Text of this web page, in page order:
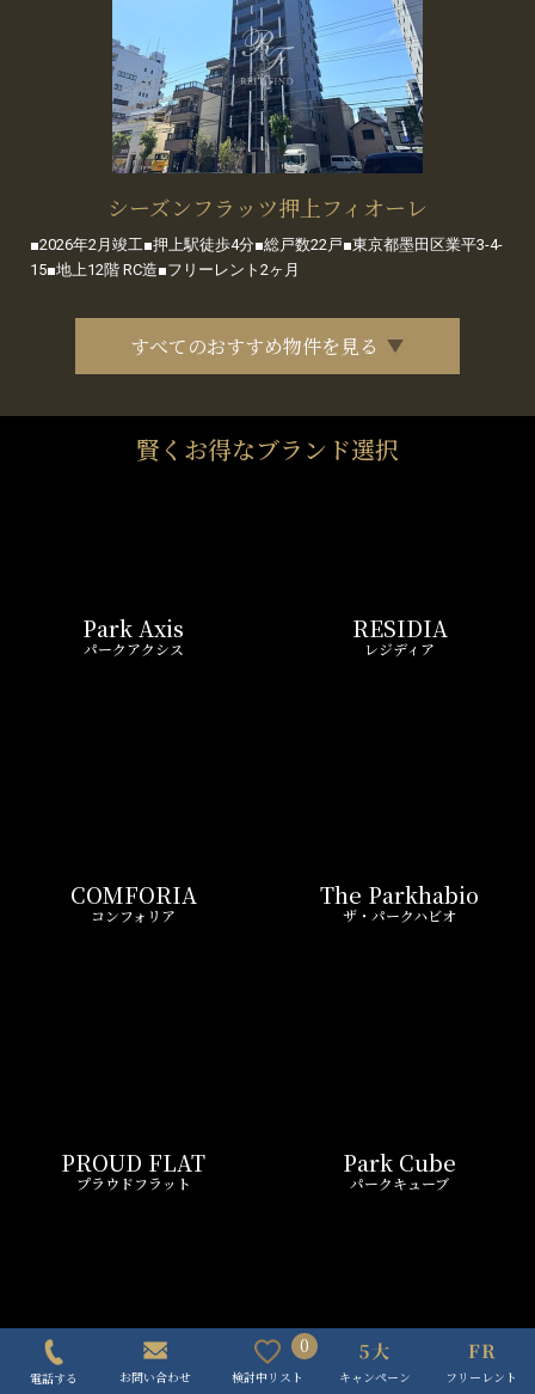
シーズンフラッツ押上フィオーレ
■2026年2月竣工■押上駅徒歩4分■総戸数22戸■東京都墨田区業平3-4-
15■地上12階 RC造■フリーレント2ヶ月
すべてのおすすめ物件を見る
賢くお得なブランド選択
パークアクシス
Urbanex LEFOND PROGRES
電話する お問い合わせ
0
検討中リスト キャンペーン フリーレント